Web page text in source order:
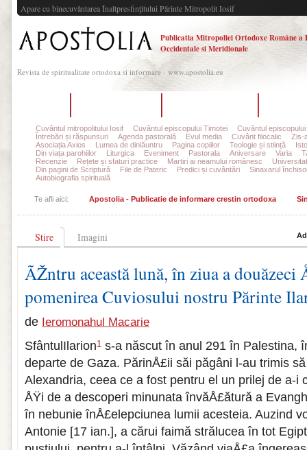
Apare cu binecuvântarea Înaltpresfinţitului Părinte Mitropolit Iosif
Publicatia Mitropoliei Ortodoxe Române a
Occidentale si Meridionale
Revista de spiritualitate ortodoxa si informare - www.apostolia.eu
Cuvântul mitropolitului Iosif Cuvântul episcopului Timotei
Cuvântul episcopului
Întrebări și răspunsuri
Agenda pastorală Evul media Cuvânt filocalic
Zis-
Asociația Axios
Lumea de dinlăuntru Pagina copiilor Teologie și stiință
Din viața parohiilor
Liturgica Eveniment Pastorala Aniversare Varia
Recenzie
Rețete și sfaturi practice Martiri ai neamului românesc
Din pagini de Scriptură
File de Pateric Predici și cuvântări
Sinaxarul
Autobiografia spirituală
Te afli aici: Apostolia - Publicatie de informare crestin ortodoxa
Stire Imagini
ÃŽntru această lună, în ziua a douăzeci
pomenirea Cuviosului nostru Părinte
de Ieromonahul Macarie
SfântulIlarion1 s-a născut în anul 291 în Palestina,
departe de Gaza. PărinÅ£ii săi păgâni l-au trimis
Alexandria, ceea ce a fost pentru el un prilej de a-i
ÅŸi de a descoperi minunata învăÅ£ătură a
în nebunie înÅ£elepciunea lumii acesteia. Auzind
Antonie [17 ian.], a cărui faimă strălucea în tot